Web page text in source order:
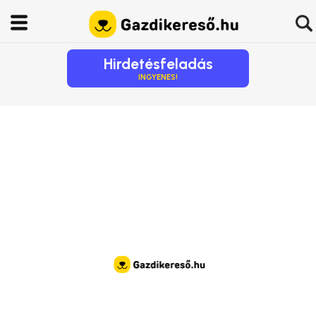
Hirdetésfeladás
INGYENES!